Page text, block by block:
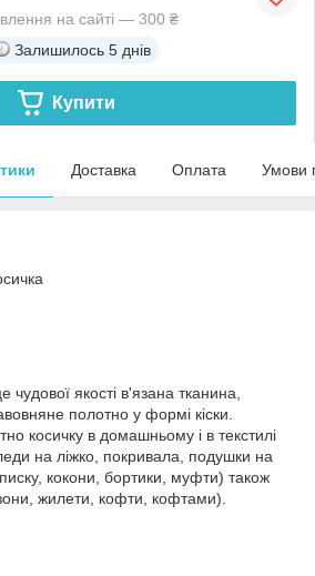
на сайті — 300 ₴
Залишилось 5 днів
Купити
Доставка Оплата Умови
якості в'язана тканина,
полотно у формі кіски.
косичку в домашньому і в текстилі
на ліжко, покривала, подушки на
кокони, бортики, муфти) також
жилети, кофти, кофтами).